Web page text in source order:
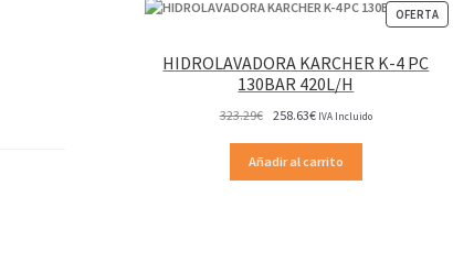
OFERTA
EN
HIDROLAVADORA KARCHER K-4 PC
130BAR 420L/H
323.29€ El
original
258.63€El
actual
IVA Incluido
Añadir al carrito